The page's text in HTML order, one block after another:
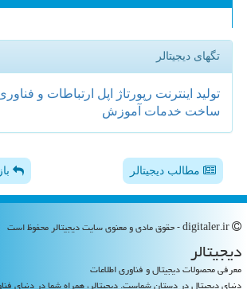
تگهای دیجیتالر
تولید اینترنت رپورتاژ اپل ارتباطات و
ساخت خدمات آموزش
مطالب دیجیتالر
دیجیتالر
معرفی محصولات دیجیتال و فناوری اطلاعات
دنیای دیجیتال در دستان شماست. دیجیتالر، همراه شما در دنیای